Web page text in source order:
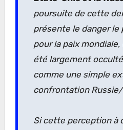
poursuite de cette
présente le danger le
pour la paix mondiale,
été largement
comme une simple
confrontation
Si cette perception à